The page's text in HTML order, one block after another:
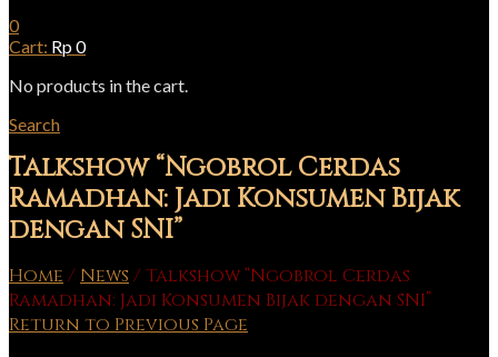
0
Cart: Rp0
No products in the cart.
Search
Talkshow “Ngobrol Cerdas
Ramadhan: Jadi Konsumen Bijak
dengan SNI”
Home / News / Talkshow “Ngobrol Cerdas
Ramadhan: Jadi Konsumen Bijak dengan SNI”
Return to Previous Page